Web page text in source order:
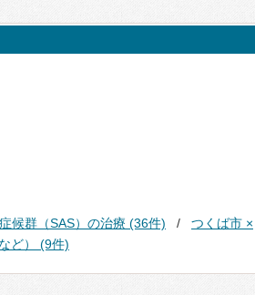
候群（SAS）の治療 (36件)
つくば市 ×
ど） (9件)